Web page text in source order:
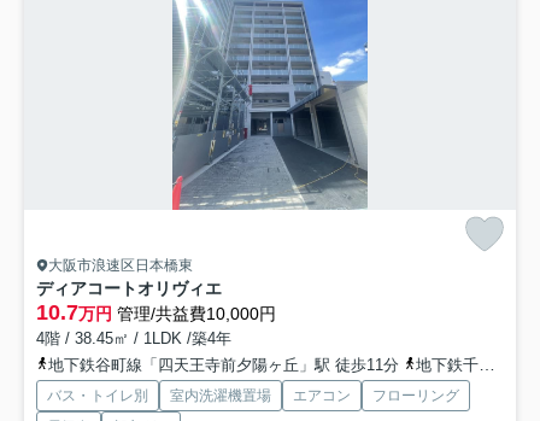
大阪市浪速区日本橋東
ディアコートオリヴィエ
10.7万円 管理/共益費10,000円
4階 / 38.45㎡ / 1LDK /築4年
地下鉄谷町線「四天王寺前夕陽ヶ丘」駅 徒歩11分
地下鉄千日前線「日本橋」駅 徒歩11分
バス・トイレ別 室内洗濯機置場 エアコン
フローリング